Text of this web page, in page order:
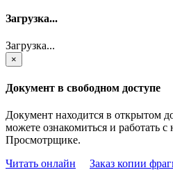
Загрузка...
Загрузка...
×
Документ в свободном доступе
Документ находится в открытом
можете ознакомиться и работать
Просмотрщике.
Читать онлайн
Заказ копии